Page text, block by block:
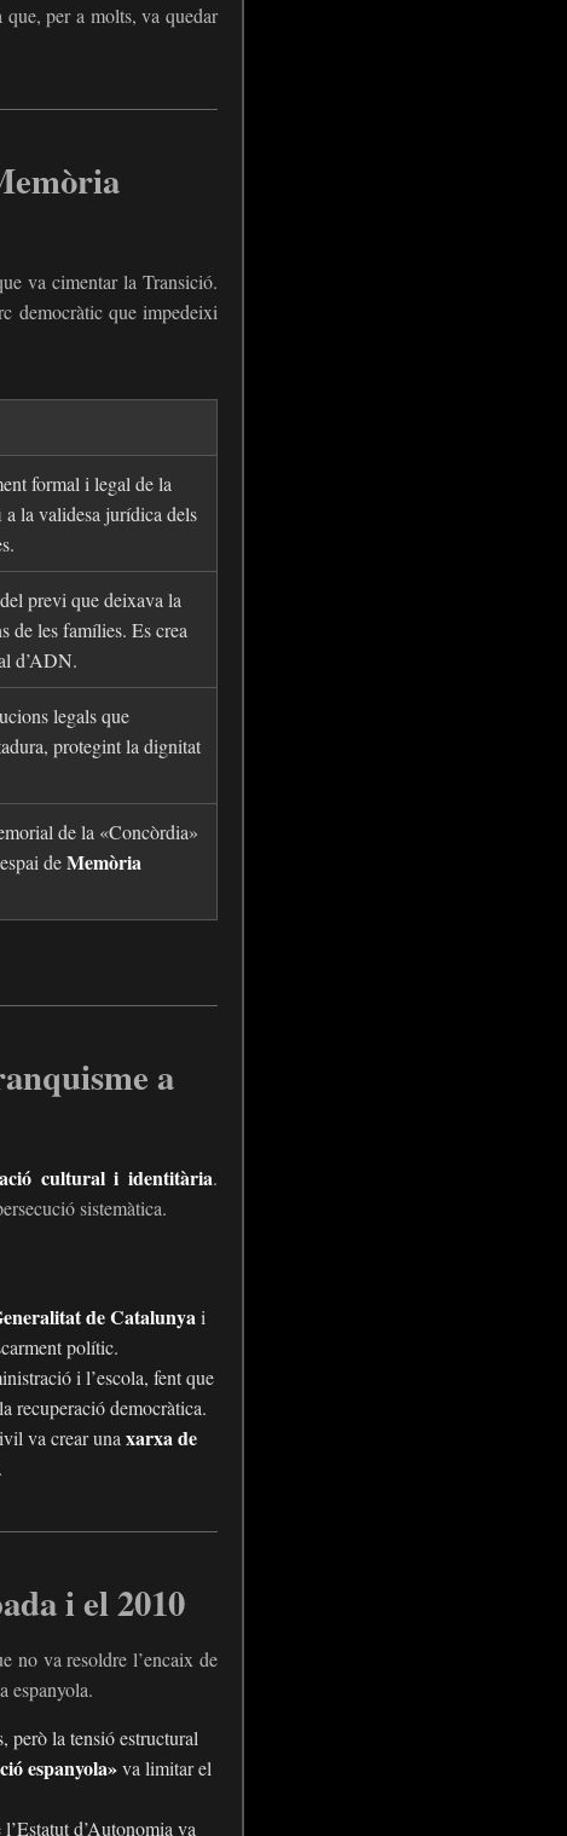
que, per a molts, va quedar
va cimentar la Transició.
democràtic que impedeixi
formal i legal de la
la validesa jurídica dels
previ que deixava la
de les famílies. Es crea
d’ADN.
legals que
protegint la dignitat
de la «Concòrdia»
deMemòria
a
cultural i identitària.
sistemàtica.
de Catalunya i
polític.
i l’escola, fent que
recuperació democràtica.
va crear una xarxa de
i el 2010
no va resoldre l’encaix de
espanyola.
però la tensió estructural
espanyola»va limitar el
d’Autonomia va